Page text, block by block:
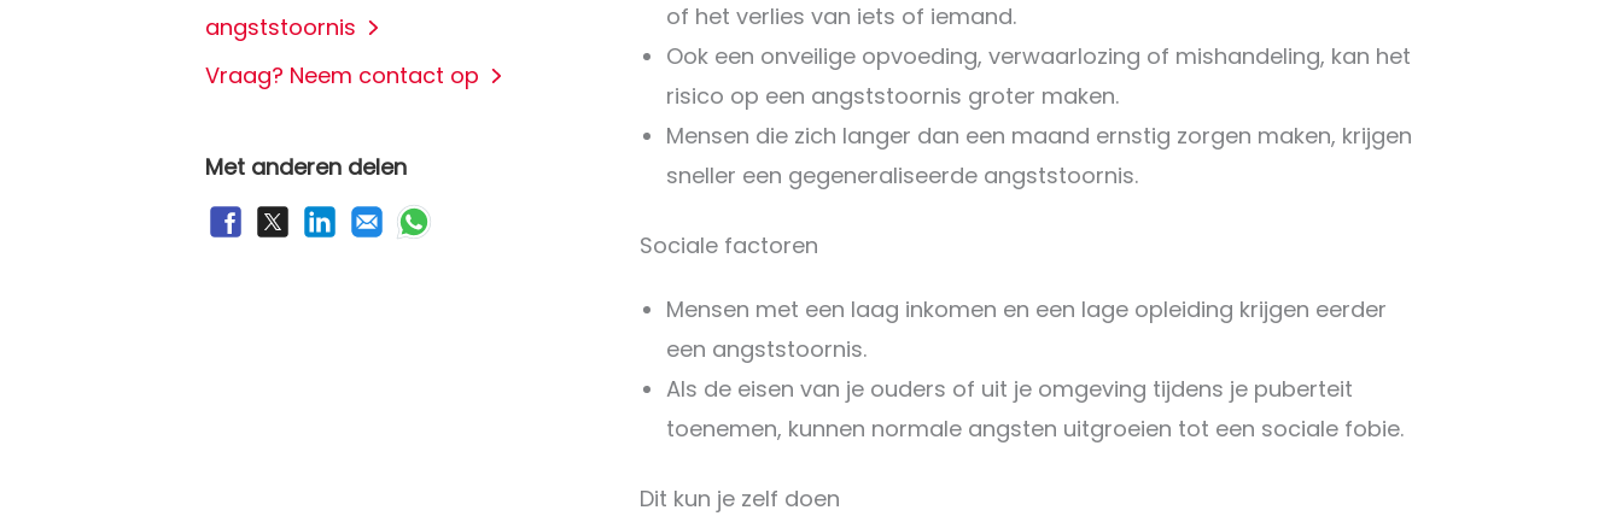
angststoornis
Vraag? Neem contact op
Met anderen delen
of het verlies van iets of iemand.
Ook een onveilige opvoeding, verwaarlozing of mishandeling, kan het
risico op een angststoornis groter maken.
Mensen die zich langer dan een maand ernstig zorgen maken, krijgen
sneller een gegeneraliseerde angststoornis.
Sociale factoren
Mensen met een laag inkomen en een lage opleiding krijgen eerder
een angststoornis.
Als de eisen van je ouders of uit je omgeving tijdens je puberteit
toenemen, kunnen normale angsten uitgroeien tot een sociale fobie.
Dit kun je zelf doen